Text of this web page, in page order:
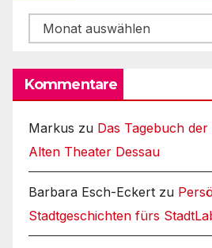
Archiv
Kommentare
Markus zu Das Tagebuch
Alten Theater Dessau
Barbara Esch-Eckert zu
Stadtgeschichten fürs